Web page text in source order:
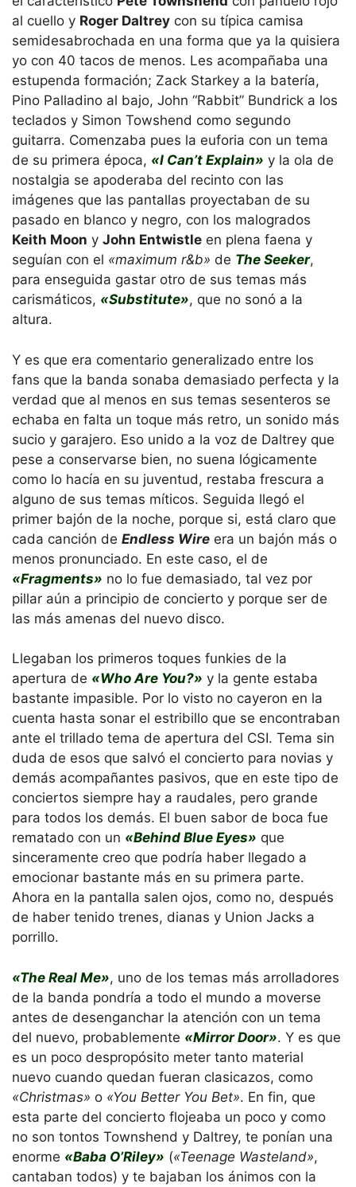
al cuello y Roger Daltrey con su típica camisa
semidesabrochada en una forma que ya la quisiera
yo con 40 tacos de menos. Les acompañaba una
estupenda formación; Zack Starkey a la batería,
Pino Palladino al bajo, John “Rabbit” Bundrick a los
teclados y Simon Towshend como segundo
guitarra. Comenzaba pues la euforia con un tema
de su primera época, «I Can’t Explain» y la ola de
nostalgia se apoderaba del recinto con las
imágenes que las pantallas proyectaban de su
pasado en blanco y negro, con los malogrados
Keith Moon y John Entwistle en plena faena y
seguían con el «maximum r&b» de The Seeker,
para enseguida gastar otro de sus temas más
carismáticos, «Substitute», que no sonó a la
altura.
Y es que era comentario generalizado entre los
fans que la banda sonaba demasiado perfecta y la
verdad que al menos en sus temas sesenteros se
echaba en falta un toque más retro, un sonido más
sucio y garajero. Eso unido a la voz de Daltrey que
pese a conservarse bien, no suena lógicamente
como lo hacía en su juventud, restaba frescura a
alguno de sus temas míticos. Seguida llegó el
primer bajón de la noche, porque si, está claro que
cada canción de Endless Wire era un bajón más o
menos pronunciado. En este caso, el de
«Fragments» no lo fue demasiado, tal vez por
pillar aún a principio de concierto y porque ser de
las más amenas del nuevo disco.
Llegaban los primeros toques funkies de la
apertura de «Who Are You?» y la gente estaba
bastante impasible. Por lo visto no cayeron en la
cuenta hasta sonar el estribillo que se encontraban
ante el trillado tema de apertura del CSI. Tema sin
duda de esos que salvó el concierto para novias y
demás acompañantes pasivos, que en este tipo de
conciertos siempre hay a raudales, pero grande
para todos los demás. El buen sabor de boca fue
rematado con un «Behind Blue Eyes» que
sinceramente creo que podría haber llegado a
emocionar bastante más en su primera parte.
Ahora en la pantalla salen ojos, como no, después
de haber tenido trenes, dianas y Union Jacks a
porrillo.
«The Real Me», uno de los temas más arrolladores
de la banda pondría a todo el mundo a moverse
antes de desenganchar la atención con un tema
del nuevo, probablemente «Mirror Door». Y es que
es un poco despropósito meter tanto material
nuevo cuando quedan fueran clasicazos, como
«Christmas» o «You Better You Bet». En fin, que
esta parte del concierto flojeaba un poco y como
no son tontos Townshend y Daltrey, te ponían una
enorme «Baba O’Riley» («Teenage Wasteland»,
cantaban todos) y te bajaban los ánimos con la